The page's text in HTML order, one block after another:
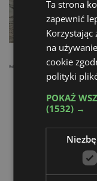
Reklama
Ta strona
zapewnić
Korzystając
na
cookie
polityki
POKAŻ
(1532) →